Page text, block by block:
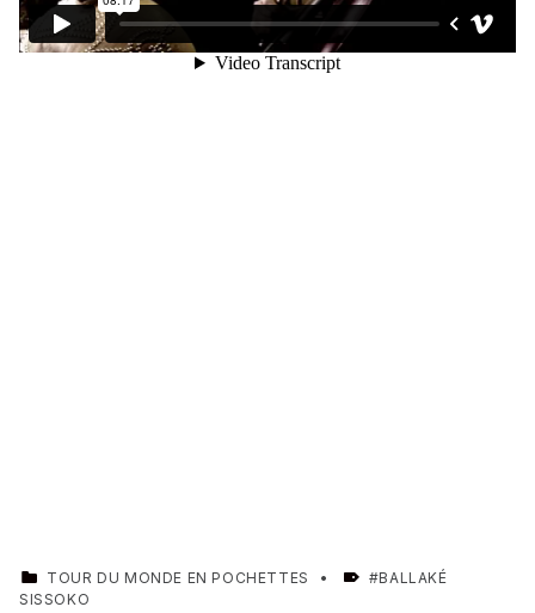
CATEGORIZED IN:
TOUR DU MONDE EN POCHETTES TAGGED AS:
BALLAKÉ
SISSOKO